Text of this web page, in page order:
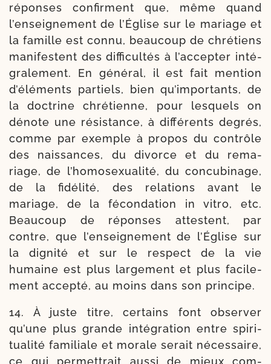
réponses confirment que, même quand
l’enseignement de l’Église sur le mariage et
la famille est connu, beau­coup de chré­tiens
mani­festent des dif­fi­cul­tés à l’accepter inté­
gra­le­ment. En géné­ral, il est fait men­tion
d’éléments par­tiels, bien qu’importants, de
la doc­trine chré­tienne, pour les­quels on
dénote une résis­tance, à dif­fé­rents degrés,
comme par exemple à pro­pos du contrôle
des nais­sances, du divorce et du rema­
riage, de l’homosexualité, du concu­bi­nage,
de la fidé­li­té, des rela­tions avant le
mariage, de la fécon­da­tion in vitro, etc.
Beaucoup de réponses attestent, par
contre, que l’enseignement de l’Église sur
la digni­té et sur le res­pect de la vie
humaine est plus lar­ge­ment et plus faci­le­
ment accep­té, au moins dans son principe.
14. À juste titre, cer­tains font obser­ver
qu’une plus grande inté­gra­tion entre spi­ri­
tua­li­té fami­liale et morale serait néces­saire,
ce qui per­met­trait aus­si de mieux com­